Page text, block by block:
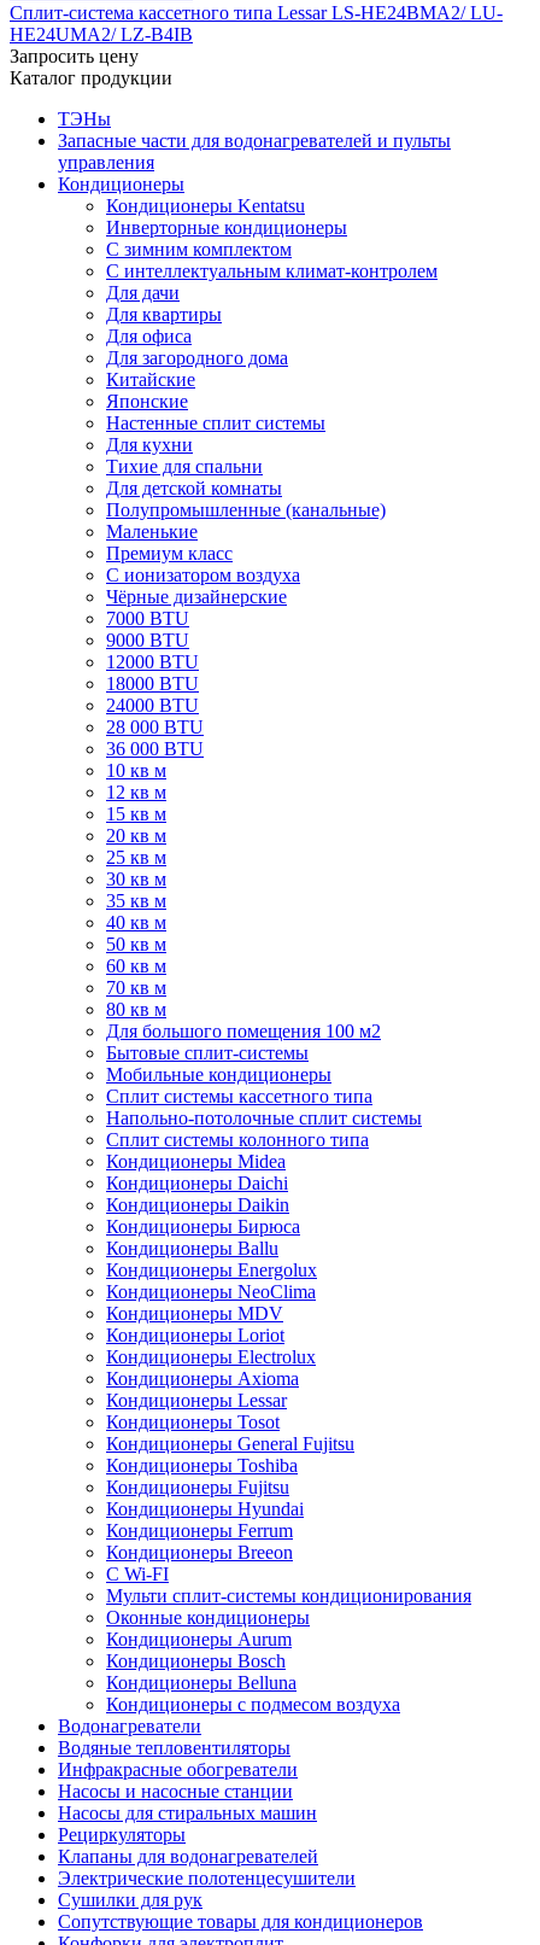
Сплит-система кассетного типа Lessar LS-HE24BMA2/ LU-
HE24UMA2/ LZ-B4IB
Запросить цену
Каталог продукции
ТЭНы
Запасные части для водонагревателей и пульты
управления
Кондиционеры
Кондиционеры Kentatsu
Инверторные кондиционеры
С зимним комплектом
С интеллектуальным климат-контролем
Для дачи
Для квартиры
Для офиса
Для загородного дома
Китайские
Японские
Настенные сплит системы
Для кухни
Тихие для спальни
Для детской комнаты
Полупромышленные (канальные)
Маленькие
Премиум класс
C ионизатором воздуха
Чёрные дизайнерские
7000 BTU
9000 BTU
12000 BTU
18000 BTU
24000 BTU
28 000 BTU
36 000 BTU
10 кв м
12 кв м
15 кв м
20 кв м
25 кв м
30 кв м
35 кв м
40 кв м
50 кв м
60 кв м
70 кв м
80 кв м
Для большого помещения 100 м2
Бытовые сплит-системы
Мобильные кондиционеры
Сплит системы кассетного типа
Напольно-потолочные сплит системы
Сплит системы колонного типа
Кондиционеры Midea
Кондиционеры Daichi
Кондиционеры Daikin
Кондиционеры Бирюса
Кондиционеры Ballu
Кондиционеры Energolux
Кондиционеры NeoClima
Кондиционеры MDV
Кондиционеры Loriot
Кондиционеры Electrolux
Кондиционеры Axioma
Кондиционеры Lessar
Кондиционеры Tosot
Кондиционеры General Fujitsu
Кондиционеры Toshiba
Кондиционеры Fujitsu
Кондиционеры Hyundai
Кондиционеры Ferrum
Кондиционеры Breeon
С Wi-FI
Мульти сплит-системы кондиционирования
Оконные кондиционеры
Кондиционеры Aurum
Кондиционеры Bosch
Кондиционеры Belluna
Кондиционеры с подмесом воздуха
Водонагреватели
Водяные тепловентиляторы
Инфракрасные обогреватели
Насосы и насосные станции
Насосы для стиральных машин
Рециркуляторы
Клапаны для водонагревателей
Электрические полотенцесушители
Сушилки для рук
Сопутствующие товары для кондиционеров